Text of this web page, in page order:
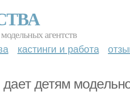
агентств
кастинги и работа
дает детям